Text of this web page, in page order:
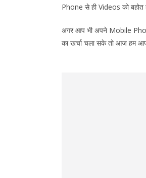
Phone से ही Videos को
अगर आप भी अपने Mobile
का खर्चा चला सके तो आज हम